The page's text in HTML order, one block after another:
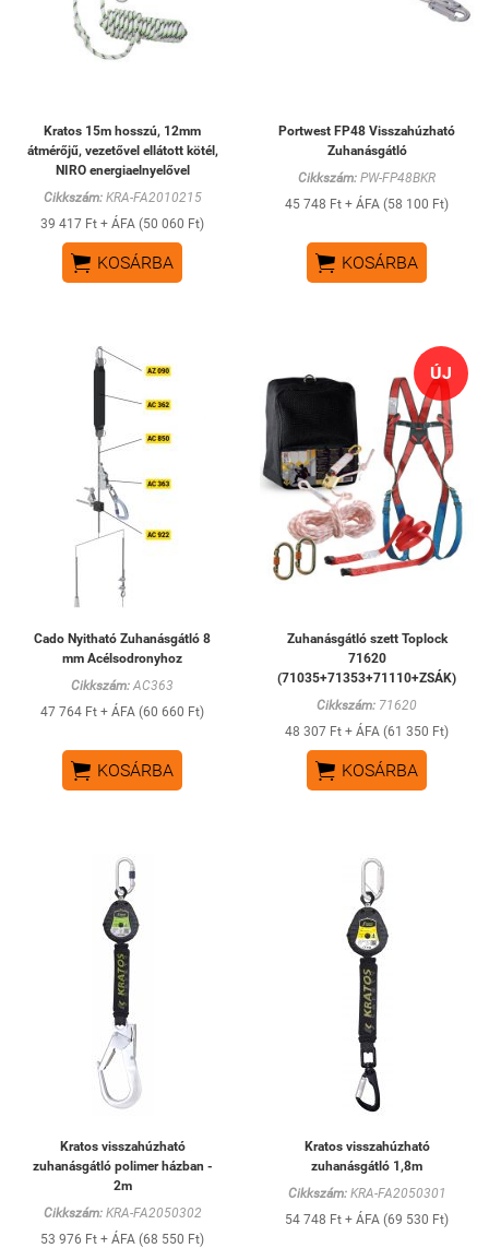
Kratos 15m hosszú, 12mm
átmérőjű, vezetővel ellátott kötél,
NIRO energiaelnyelővel
Cikkszám:KRA-FA2010215
39 417 Ft + ÁFA (50 060 Ft)
 KOSÁRBA
Portwest FP48 Visszahúzható
Zuhanásgátló
Cikkszám: PW-FP48BKR
45 748 Ft + ÁFA (58 100 Ft)
 KOSÁRBA
Cado Nyitható Zuhanásgátló 8
mm Acélsodronyhoz
Cikkszám: AC363
47 764 Ft + ÁFA (60 660 Ft)
 KOSÁRBA
ÚJ
Zuhanásgátló szett Toplock
71620
(71035+71353+71110+ZSÁK)
Cikkszám: 71620
48 307 Ft + ÁFA (61 350 Ft)
 KOSÁRBA
Kratos visszahúzható
zuhanásgátló polimer házban -
2m
Cikkszám:KRA-FA2050302
53 976 Ft + ÁFA (68 550 Ft)
Kratos visszahúzható
zuhanásgátló 1,8m
Cikkszám:KRA-FA2050301
54 748 Ft + ÁFA (69 530 Ft)